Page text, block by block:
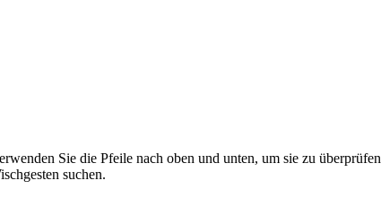
Sie die Pfeile nach oben und unten, um sie zu
suchen.